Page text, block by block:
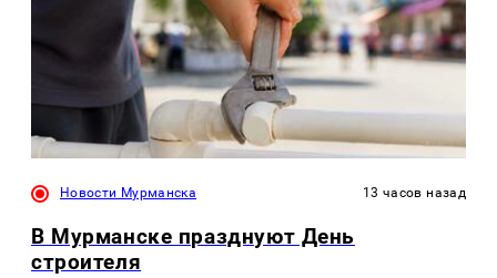
Новости Мурманска 13 часов назад
В Мурманске празднуют День
строителя